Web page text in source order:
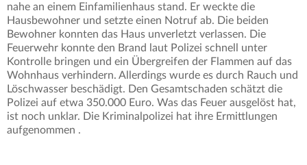
nahe an einem Einfamilienhaus stand. Er weckte die
Hausbewohner und setzte einen Notruf ab. Die beiden
Bewohner konnten das Haus unverletzt verlassen. Die
Feuerwehr konnte den Brand laut Polizei schnell unter
Kontrolle bringen und ein Übergreifen der Flammen auf das
Wohnhaus verhindern. Allerdings wurde es durch Rauch und
Löschwasser beschädigt. Den Gesamtschaden schätzt die
Polizei auf etwa 350.000 Euro. Was das Feuer ausgelöst hat,
ist noch unklar. Die Kriminalpolizei hat ihre Ermittlungen
aufgenommen .